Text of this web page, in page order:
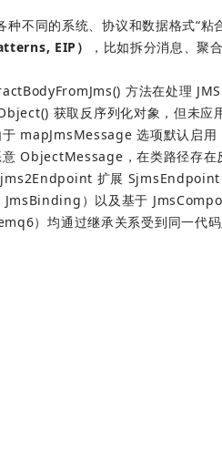
不同的系统、协议和数据格式“粘
EIP）
，比如拆分消息、聚
方法在处理
获取反序列化对象，但未
于 mapJmsMessage 选项默认启
意 ObjectMessage，在类路径存
扩展
）以及基于
）均通过继承关系受到同一代码